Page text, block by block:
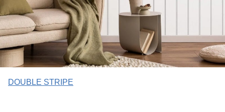
DOUBLE STRIPE